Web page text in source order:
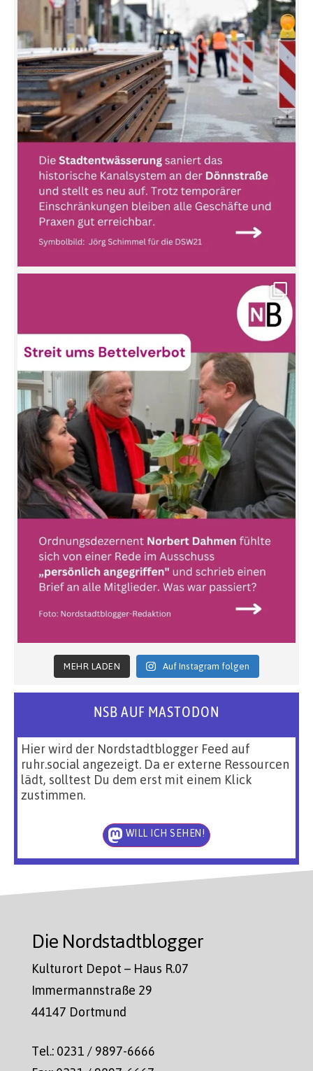
MEHR LADEN Auf Instagram folgen
NSB AUF MASTODON
Hier wird der Nordstadtblogger Feed auf
ruhr.social angezeigt. Da er externe Ressourcen
lädt, solltest Du dem erst mit einem Klick
zustimmen.
WILL ICH SEHEN!
Die Nordstadtblogger
Kulturort Depot – Haus R.07
Immermannstraße 29
44147 Dortmund
Tel.: 0231 / 9897-6666